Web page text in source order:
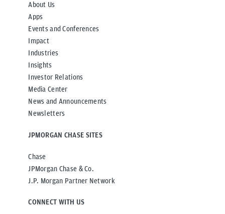
About Us
Apps
Events and Conferences
Impact
Industries
Insights
Investor Relations
Media Center
News and Announcements
Newsletters
JPMORGAN CHASE SITES
Chase
JPMorgan Chase & Co.
J.P. Morgan Partner Network
CONNECT WITH US